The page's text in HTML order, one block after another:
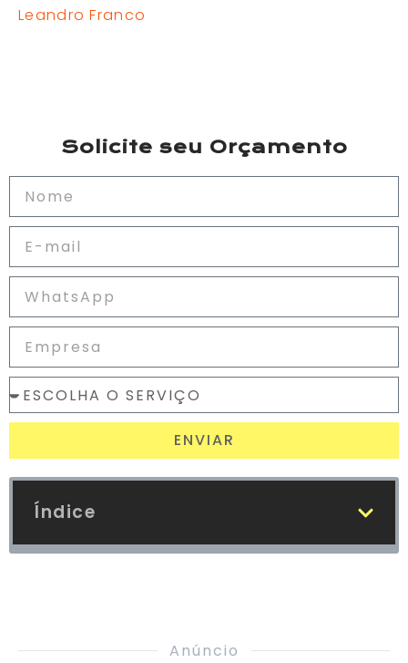
Leandro Franco
Solicite seu Orçamento
ENVIAR
Índice
Anúncio